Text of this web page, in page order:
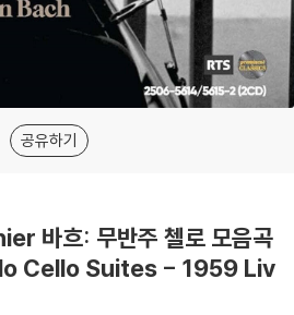
공유하기
바흐: 무반주 첼로 모음곡
Cello Suites - 1959 Liv